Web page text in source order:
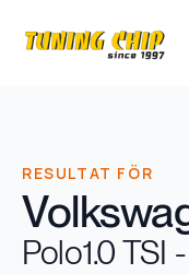
RESULTAT FÖR
Polo1.0 TSI